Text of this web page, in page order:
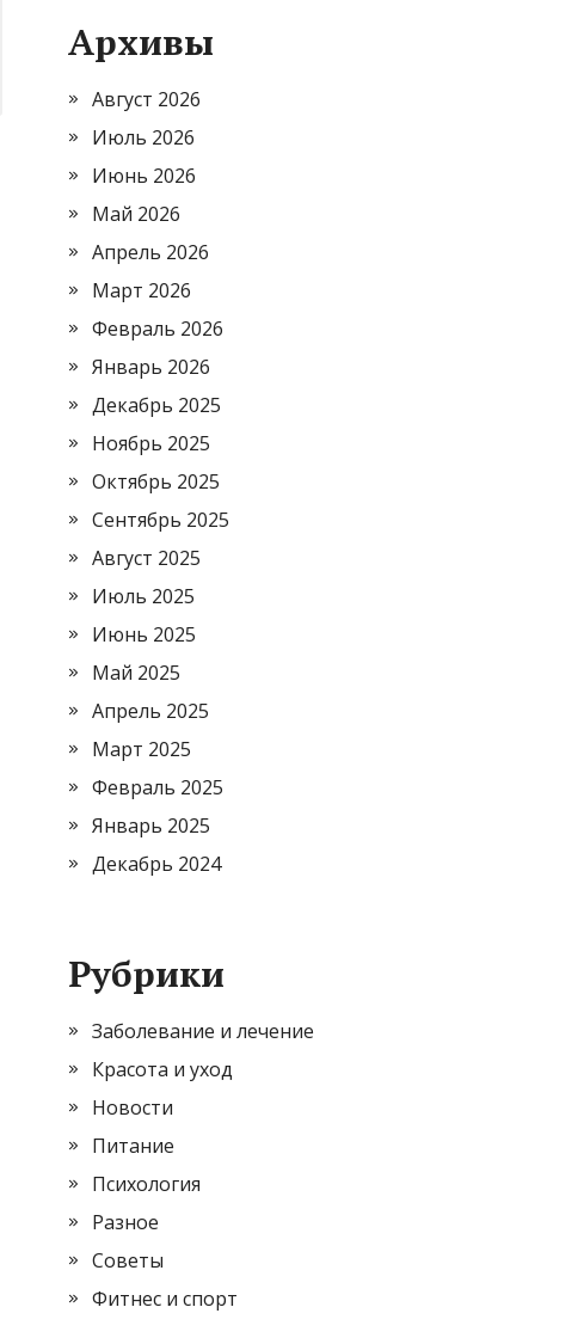
Архивы
Август 2026
Июль 2026
Июнь 2026
Май 2026
Апрель 2026
Март 2026
Февраль 2026
Январь 2026
Декабрь 2025
Ноябрь 2025
Октябрь 2025
Сентябрь 2025
Август 2025
Июль 2025
Июнь 2025
Май 2025
Апрель 2025
Март 2025
Февраль 2025
Январь 2025
Декабрь 2024
Рубрики
Заболевание и лечение
Красота и уход
Новости
Питание
Психология
Разное
Советы
Фитнес и спорт